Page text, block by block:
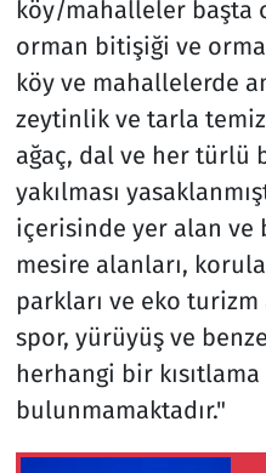
köy/mahalleler başta
orman bitişiği ve
köy ve mahallelerde
zeytinlik ve tarla
ağaç, dal ve her türlü
yakılması
içerisinde yer alan
mesire alanları,
parkları ve eko
spor, yürüyüş ve
herhangi bir kısıtlama
bulunmamaktadır."